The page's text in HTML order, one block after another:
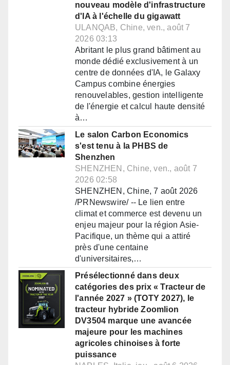
nouveau modèle d'infrastructure
d'IA à l'échelle du gigawatt
ULANQAB, Chine, ven., août 7
2026 03:13
Abritant le plus grand bâtiment au
monde dédié exclusivement à un
centre de données d'IA, le Galaxy
Campus combine énergies
renouvelables, gestion intelligente
de l'énergie et calcul haute densité
à…
Le salon Carbon Economics
s'est tenu à la PHBS de
Shenzhen
SHENZHEN, Chine, ven., août 7
2026 02:58
SHENZHEN, Chine, 7 août 2026
/PRNewswire/ -- Le lien entre
climat et commerce est devenu un
enjeu majeur pour la région Asie-
Pacifique, un thème qui a attiré
près d'une centaine
d'universitaires,…
Présélectionné dans deux
catégories des prix « Tracteur de
l'année 2027 » (TOTY 2027), le
tracteur hybride Zoomlion
DV3504 marque une avancée
majeure pour les machines
agricoles chinoises à forte
puissance